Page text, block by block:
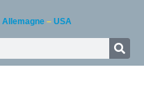
Allemagne – USA